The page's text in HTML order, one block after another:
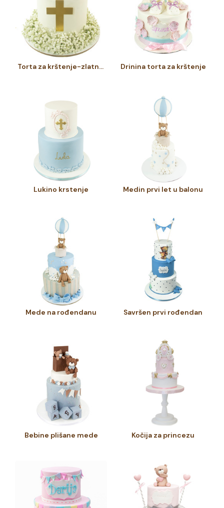
Torta za krštenje-zlatni krst Drinina torta za krštenje
Lukino krstenje Medin prvi let u balonu
Mede na rođendanu Savršen prvi rođendan
Bebine plišane mede Kočija za princezu